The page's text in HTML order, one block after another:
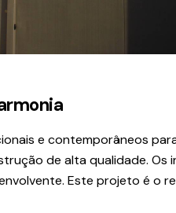
e contemporâneos
de alta qualidade.
Este projeto é o